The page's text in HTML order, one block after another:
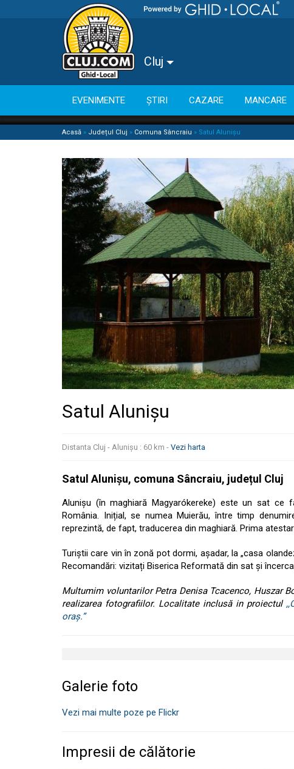
Cluj
EVENIMENTE ȘTIRI CAZARE MANCARE
Acasă » Județul Cluj » Comuna Sâncraiu » Satul Alunișu
Satul Alunișu
Distanta Cluj - Alunișu : 60 km - Vezi harta
Satul Alunișu, comuna Sâncraiu, județul Cluj
Alunișu (în maghiară Magyarókereke) este un sat ce
România. Inițial, se numea Muierău, între timp
reprezintă, de fapt, traducerea din maghiară. Prima
Turiștii care vin în zonă pot dormi, așadar, la „casa
Recomandări: vizitați Biserica Reformată din sat și
Multumim voluntarilor Petra Denisa Tcacenco, Huszar
realizarea fotografiilor. Localitate inclusă in proiectul
oraș.”
Galerie foto
Vezi mai multe poze pe Flickr
Impresii de călătorie